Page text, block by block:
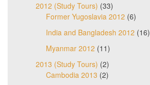
2012 (Study Tours) (33)
Former Yugoslavia 2012 (6)
India and Bangladesh 2012 (16)
Myanmar 2012 (11)
2013 (Study Tours) (2)
Cambodia 2013 (2)